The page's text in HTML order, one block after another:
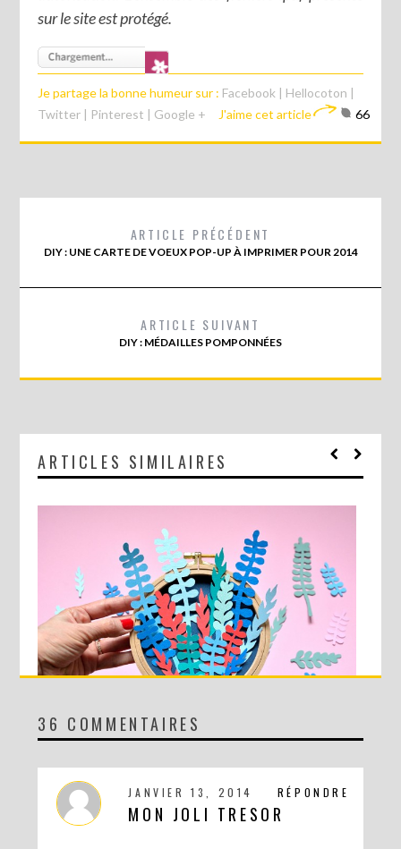
sur le site est protégé.
Je partage la bonne humeur sur : Facebook | Hellocoton |
Twitter | Pinterest | Google + J'aime cet article 66
ARTICLE PRÉCÉDENT
DIY : UNE CARTE DE VOEUX POP-UP À IMPRIMER POUR 2014
ARTICLE SUIVANT
DIY : MÉDAILLES POMPONNÉES
ARTICLES SIMILAIRES
DIY MA FORÊT DE PAPIER
36 COMMENTAIRES
RÉPONDRE
JANVIER 13, 2014
MON JOLI TRESOR